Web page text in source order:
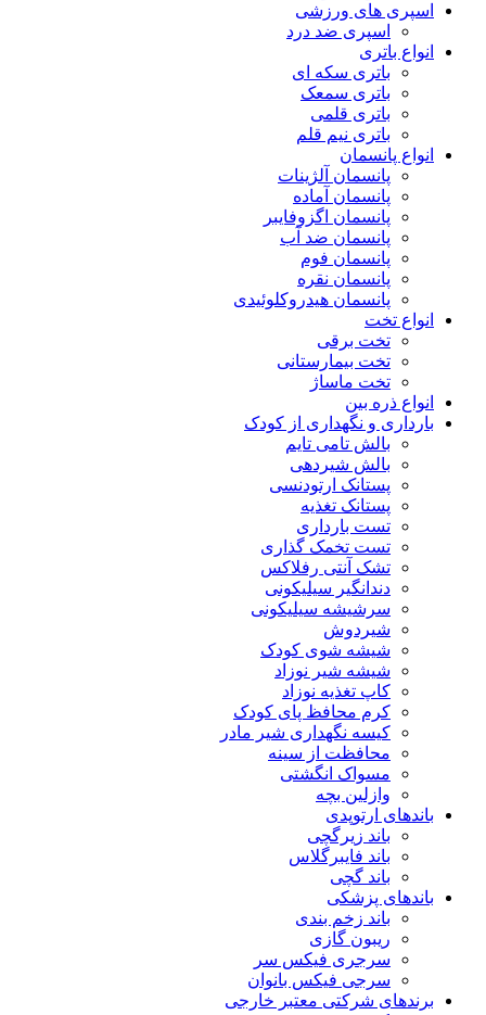
اسپری های ورزشی
اسپری ضد درد
انواع باتری
باتری سکه ای
باتری سمعک
باتری قلمی
باتری نیم قلم
انواع پانسمان
پانسمان آلژینات
پانسمان آماده
پانسمان اگزوفایبر
پانسمان ضد آب
پانسمان فوم
پانسمان نقره
پانسمان هیدروکلوئیدی
انواع تخت
تخت برقی
تخت بیمارستانی
تخت ماساژ
انواع ذره بین
بارداری و نگهداری از کودک
بالش تامی تایم
بالش شیردهی
پستانک ارتودنسی
پستانک تغذیه
تست بارداری
تست تخمک گذاری
تشک آنتی رفلاکس
دندانگیر سیلیکونی
سرشیشه سیلیکونی
شیردوش
شیشه شوی کودک
شیشه شیر نوزاد
کاپ تغذیه نوزاد
کرم محافظ پای کودک
کیسه نگهداری شیر مادر
محافظت از سینه
مسواک انگشتی
وازلین بچه
باندهای ارتوپدی
باند زیرگچی
باند فایبرگلاس
باند گچی
باندهای پزشکی
باند زخم بندی
ریبون گازی
سرجری فیکس سر
سرجی فیکس بانوان
برندهای شرکتی معتبر خارجی